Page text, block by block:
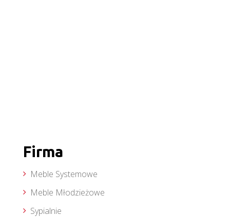
Firma
Meble Systemowe
Meble Młodzieżowe
Sypialnie